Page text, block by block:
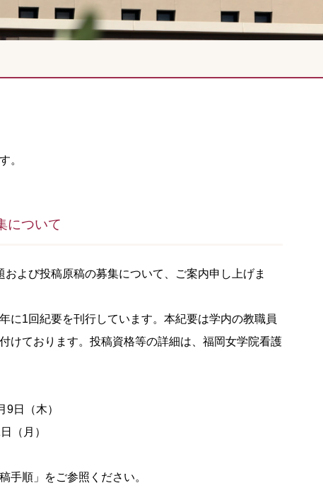
。
について
よび投稿原稿の募集について、ご案内申し上げま
に1回紀要を刊行しています。本紀要は学内の教職員
けております。投稿資格等の詳細は、福岡女学院看護
日（木）
（月）
手順」をご参照ください。